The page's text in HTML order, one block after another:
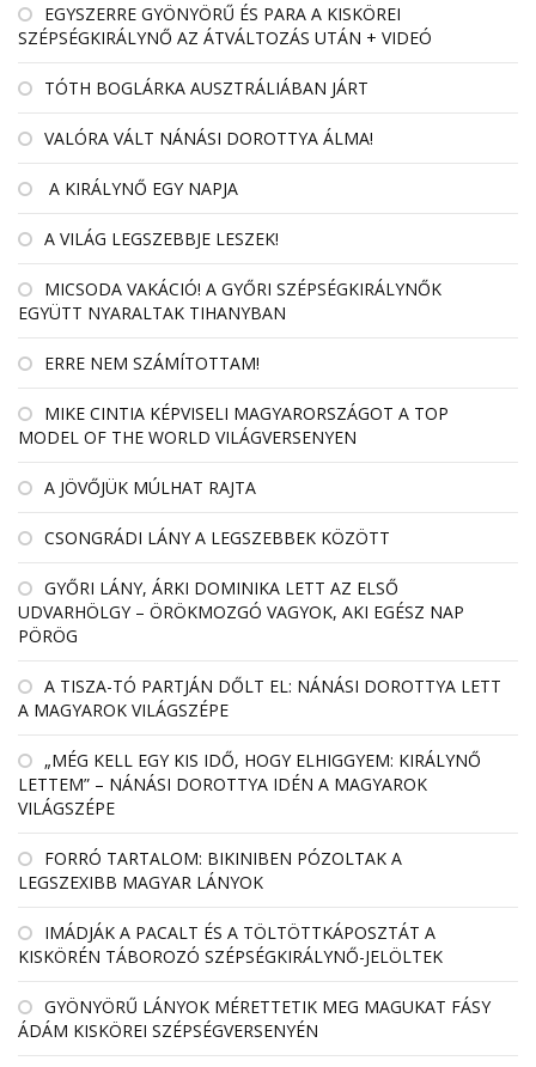
EGYSZERRE GYÖNYÖRŰ ÉS PARA A KISKÖREI
SZÉPSÉGKIRÁLYNŐ AZ ÁTVÁLTOZÁS UTÁN + VIDEÓ
TÓTH BOGLÁRKA AUSZTRÁLIÁBAN JÁRT
VALÓRA VÁLT NÁNÁSI DOROTTYA ÁLMA!
A KIRÁLYNŐ EGY NAPJA
A VILÁG LEGSZEBBJE LESZEK!
MICSODA VAKÁCIÓ! A GYŐRI SZÉPSÉGKIRÁLYNŐK
EGYÜTT NYARALTAK TIHANYBAN
ERRE NEM SZÁMÍTOTTAM!
MIKE CINTIA KÉPVISELI MAGYARORSZÁGOT A TOP
MODEL OF THE WORLD VILÁGVERSENYEN
A JÖVŐJÜK MÚLHAT RAJTA
CSONGRÁDI LÁNY A LEGSZEBBEK KÖZÖTT
GYŐRI LÁNY, ÁRKI DOMINIKA LETT AZ ELSŐ
UDVARHÖLGY – ÖRÖKMOZGÓ VAGYOK, AKI EGÉSZ NAP
PÖRÖG
A TISZA-TÓ PARTJÁN DŐLT EL: NÁNÁSI DOROTTYA LETT
A MAGYAROK VILÁGSZÉPE
„MÉG KELL EGY KIS IDŐ, HOGY ELHIGGYEM: KIRÁLYNŐ
LETTEM” – NÁNÁSI DOROTTYA IDÉN A MAGYAROK
VILÁGSZÉPE
FORRÓ TARTALOM: BIKINIBEN PÓZOLTAK A
LEGSZEXIBB MAGYAR LÁNYOK
IMÁDJÁK A PACALT ÉS A TÖLTÖTTKÁPOSZTÁT A
KISKÖRÉN TÁBOROZÓ SZÉPSÉGKIRÁLYNŐ-JELÖLTEK
GYÖNYÖRŰ LÁNYOK MÉRETTETIK MEG MAGUKAT FÁSY
ÁDÁM KISKÖREI SZÉPSÉGVERSENYÉN